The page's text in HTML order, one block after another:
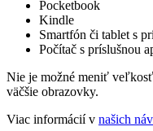
Pocketbook
Kindle
Smartfón či tablet s
Počítač s príslušnou
Nie je možné meniť
väčšie obrazovky.
Viac informácií v našich